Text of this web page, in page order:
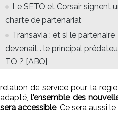
Le SETO et Corsair signent
charte de partenariat
Transavia : et si le partenaire
devenait... le principal
TO ? [ABO]
relation de service pour la
adapté,l'ensemble des
sera accessible. Ce sera aussi